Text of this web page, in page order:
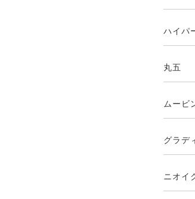
ハイパ
丸五
ムービ
グラデ
ニオイ